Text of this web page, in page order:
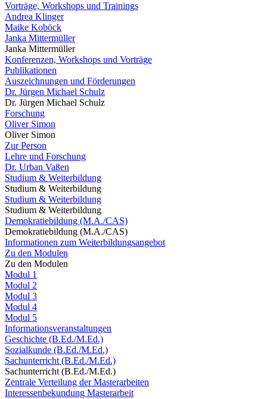
Vorträge, Workshops und Trainings
Andrea Klinger
Maike Koböck
Janka Mittermüller
Janka Mittermüller
Konferenzen, Workshops und Vorträge
Publikationen
Auszeichnungen und Förderungen
Dr. Jürgen Michael Schulz
Dr. Jürgen Michael Schulz
Forschung
Oliver Simon
Oliver Simon
Zur Person
Lehre und Forschung
Dr. Urban Vaßen
Studium & Weiterbildung
Studium & Weiterbildung
Studium & Weiterbildung
Studium & Weiterbildung
Demokratiebildung (M.A./CAS)
Demokratiebildung (M.A./CAS)
Informationen zum Weiterbildungsangebot
Zu den Modulen
Zu den Modulen
Modul 1
Modul 2
Modul 3
Modul 4
Modul 5
Informationsveranstaltungen
Geschichte (B.Ed./M.Ed.)
Sozialkunde (B.Ed./M.Ed.)
Sachunterricht (B.Ed./M.Ed.)
Sachunterricht (B.Ed./M.Ed.)
Zentrale Verteilung der Masterarbeiten
Interessenbekundung Masterarbeit